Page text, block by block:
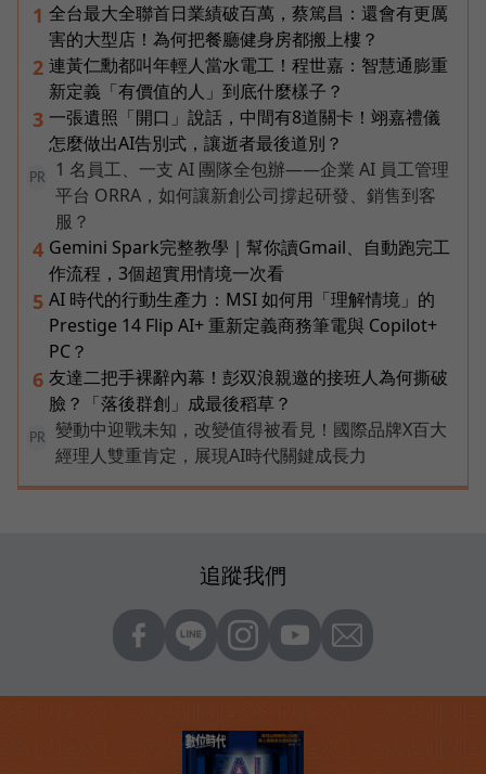
1 全台最大全聯首日業績破百萬，蔡篤昌：還會有更厲
害的大型店！為何把餐廳健身房都搬上樓？
2 連黃仁勳都叫年輕人當水電工！程世嘉：智慧通膨重
新定義「有價值的人」到底什麼樣子？
3 一張遺照「開口」說話，中間有8道關卡！翊嘉禮儀
怎麼做出AI告別式，讓逝者最後道別？
PR
1 名員工、一支 AI 團隊全包辦——企業 AI 員工管理
平台 ORRA，如何讓新創公司撐起研發、銷售到客
服？
4 Gemini Spark完整教學｜幫你讀Gmail、自動跑完工
作流程，3個超實用情境一次看
5 AI 時代的行動生產力：MSI 如何用「理解情境」的
Prestige 14 Flip AI+ 重新定義商務筆電與 Copilot+
PC？
6 友達二把手裸辭內幕！彭双浪親邀的接班人為何撕破
臉？「落後群創」成最後稻草？
PR
變動中迎戰未知，改變值得被看見！國際品牌X百大
經理人雙重肯定，展現AI時代關鍵成長力
追蹤我們